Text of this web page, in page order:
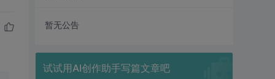
暂无公告
试试用AI创作助手写篇文章吧